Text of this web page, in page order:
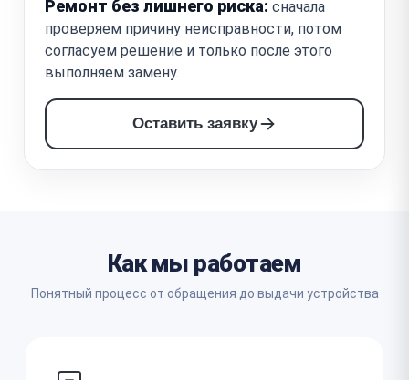
Ремонт без лишнего риска: сначала
проверяем причину неисправности, потом
согласуем решение и только после этого
выполняем замену.
Оставить заявку
Как мы работаем
Понятный процесс от обращения до выдачи устройства